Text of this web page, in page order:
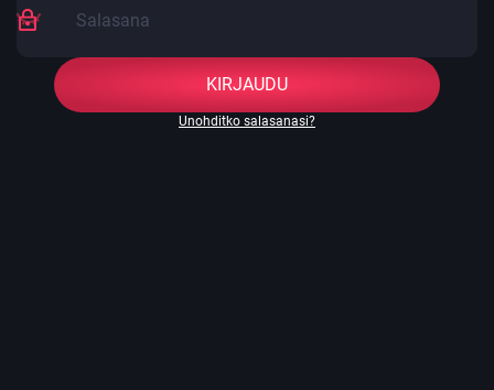
KIRJAUDU
Unohditko salasanasi?